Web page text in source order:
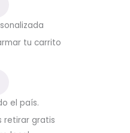
tu carrito
el país.
retirar gratis